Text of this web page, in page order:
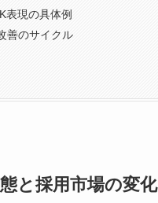
表現の具体例
善のサイクル
と採用市場の変化